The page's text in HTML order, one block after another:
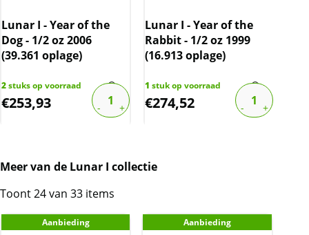
kleine krasjes en/of verkleuringen bevatten.
BTW
verhandeld. Dit houdt in dat wij btw afdragen
over de marge die wij behalen op dit product.
De btw mag hierdoor door ons niet op de
Lunar I - Year of the
Dog - 1/2 oz 2006
(39.361 oplage)
2stuks op voorraad
€253,93
Lunar I - Year of the
Rabbit - 1/2 oz 1999
(16.913 oplage)
1 stuk op voorraad
€274,52
Meer van de Lunar I collectie
Toont 24 van 33 items
Aanbieding Aanbieding